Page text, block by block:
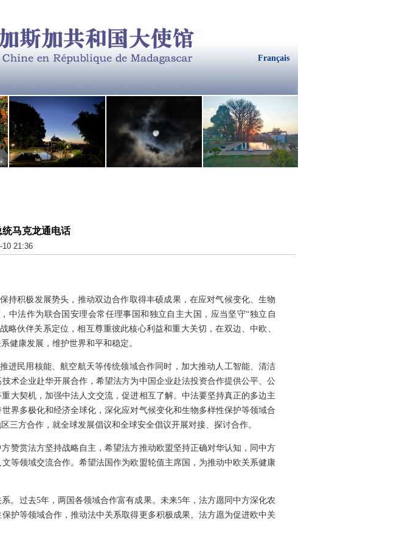
Français
马克龙通电话
10 21:36
持积极发展势头，推动双边合作取得丰硕成果，在应对气候变化、生物
中法作为联合国安理会常任理事国和独立自主大国，应当坚守“独立自
伙伴关系定位，相互尊重彼此核心利益和重大关切，在双边、中欧、
健康发展，维护世界和平和稳定。
进民用核能、航空航天等传统领域合作同时，加大推动人工智能、清洁
术企业赴华开展合作，希望法方为中国企业赴法投资合作提供公平、公
大契机，加强中法人文交流，促进相互了解。中法要坚持真正的多边主
界多极化和经济全球化，深化应对气候变化和生物多样性保护等领域合
方合作，就全球发展倡议和全球安全倡议开展对接、探讨合作。
赞赏法方坚持战略自主，希望法方推动欧盟坚持正确对华认知，同中方
等领域交流合作。希望法国作为欧盟轮值主席国，为推动中欧关系健康
。过去5年，两国各领域合作富有成果。未来5年，法方愿同中方深化农
护等领域合作，推动法中关系取得更多积极成果。法方愿为促进欧中关